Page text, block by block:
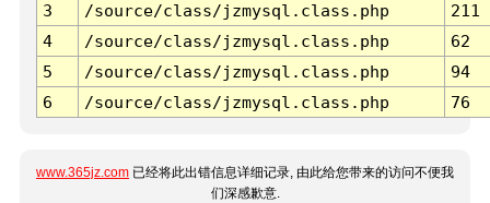
3 /source/class/jzmysql.class.php
211
4
/source/class/jzmysql.class.php
62
5
/source/class/jzmysql.class.php
94
6
/source/class/jzmysql.class.php 76
www.365jz.com 已经将此出错信息详细记录, 由此给您带来的访问不便我
们深感歉意.